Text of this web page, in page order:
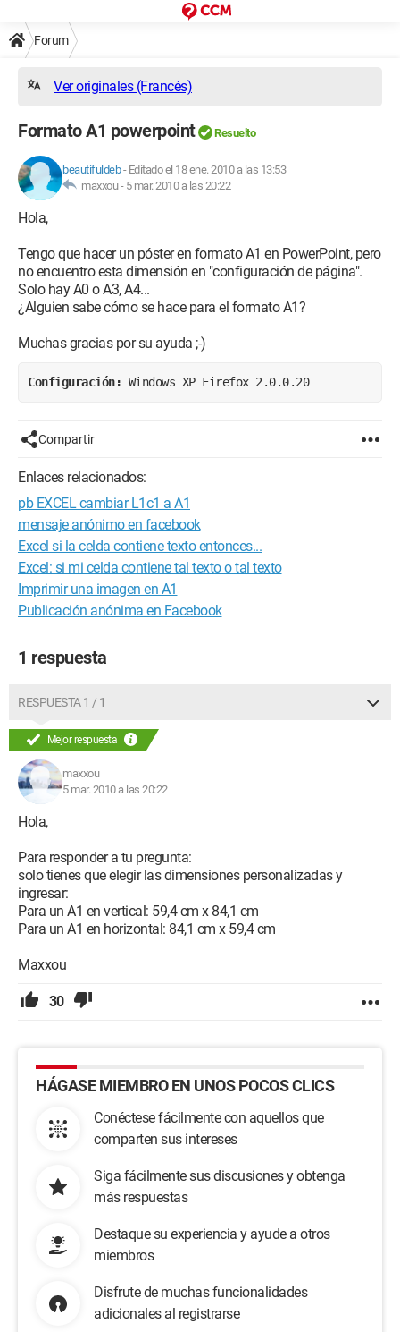
Forum
Ver originales (Francés)
Formato A1 powerpoint Resuelto
beautifuldeb- Editado el 18 ene. 2010 a las 13:53
maxxou - 5 mar. 2010 a las 20:22
Hola,
Tengo que hacer un póster en formato A1 en PowerPoint, pero
no encuentro esta dimensión en "configuración de página".
Solo hay A0 o A3, A4...
¿Alguien sabe cómo se hace para el formato A1?
Muchas gracias por su ayuda ;-)
Configuración: Windows XP Firefox 2.0.0.20
Compartir
Enlaces relacionados:
pb EXCEL cambiar L1c1 a A1
mensaje anónimo en facebook
Excel si la celda contiene texto entonces...
Excel: si mi celda contiene tal texto o tal texto
Imprimir una imagen en A1
Publicación anónima en Facebook
1 respuesta
RESPUESTA 1 / 1
Mejor respuesta
maxxou
5 mar. 2010 a las 20:22
Hola,
Para responder a tu pregunta:
solo tienes que elegir las dimensiones personalizadas y
ingresar:
Para un A1 en vertical: 59,4 cm x 84,1 cm
Para un A1 en horizontal: 84,1 cm x 59,4 cm
Maxxou
30
HÁGASE MIEMBRO EN UNOS POCOS CLICS
Conéctese fácilmente con aquellos que
comparten sus intereses
Siga fácilmente sus discusiones y obtenga
más respuestas
Destaque su experiencia y ayude a otros
miembros
Disfrute de muchas funcionalidades
adicionales al registrarse